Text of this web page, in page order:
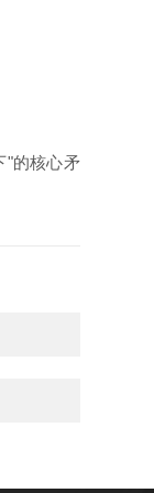
"的核心矛